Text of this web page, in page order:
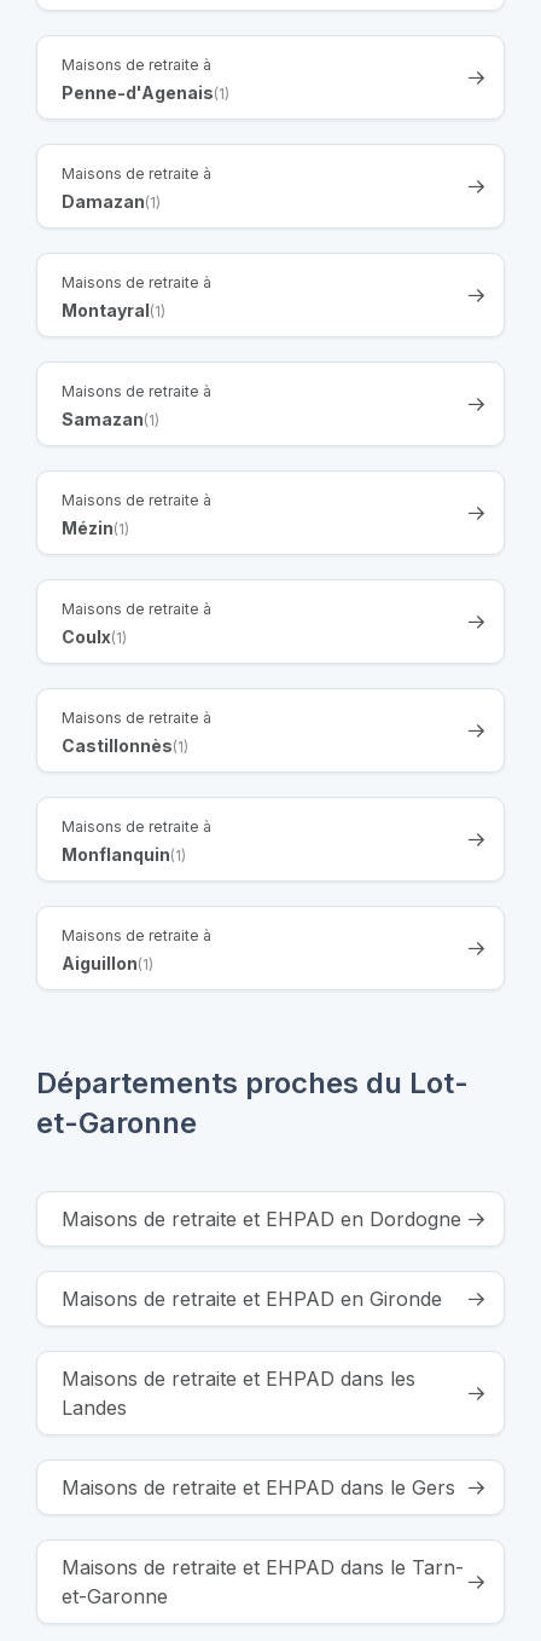
Maisons de retraite à
Penne-d'Agenais(1)
Maisons de retraite à
Damazan(1)
Maisons de retraite à
Montayral(1)
Maisons de retraite à
Samazan(1)
Maisons de retraite à
Mézin(1)
Maisons de retraite à
Coulx(1)
Maisons de retraite à
Castillonnès(1)
Maisons de retraite à
Monflanquin(1)
Maisons de retraite à
Aiguillon(1)
Départements proches du Lot-
et-Garonne
Maisons de retraite et EHPAD en Dordogne
Maisons de retraite et EHPAD en Gironde
Maisons de retraite et EHPAD dans les
Landes
Maisons de retraite et EHPAD dans le Gers
Maisons de retraite et EHPAD dans le Tarn-
et-Garonne